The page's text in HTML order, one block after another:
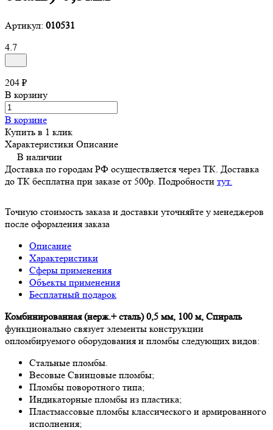
Артикул: 010531
4.7
204 ₽
В корзину
В корзине
Купить в 1 клик
Характеристики Описание
В наличии
Доставка по городам РФ осуществляется через ТК. Доставка
до ТК бесплатна при заказе от 500р. Подробности тут.
Точную стоимость заказа и доставки уточняйте у менеджеров
после оформления заказа
Описание
Характеристики
Сферы применения
Объекты применения
Бесплатный подарок
Комбинированная (нерж.+ сталь) 0,5 мм, 100 м, Спираль
функционально связует элементы конструкции
опломбируемого оборудования и пломбы следующих видов:
Стальные пломбы.
Весовые Свинцовые пломбы;
Пломбы поворотного типа;
Индикаторные пломбы из пластика;
Пластмассовые пломбы классического и армированного
исполнения;